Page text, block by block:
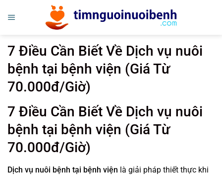
qua
7 Điều Cần Biết Về Dịch vụ nuôi
bệnh tại bệnh viện (Giá Từ
70.000đ/Giờ)
7 Điều Cần Biết Về Dịch vụ nuôi
bệnh tại bệnh viện (Giá Từ
70.000đ/Giờ)
Dịch vụ nuôi bệnh tại bệnh viện là giải pháp thiết thực khi